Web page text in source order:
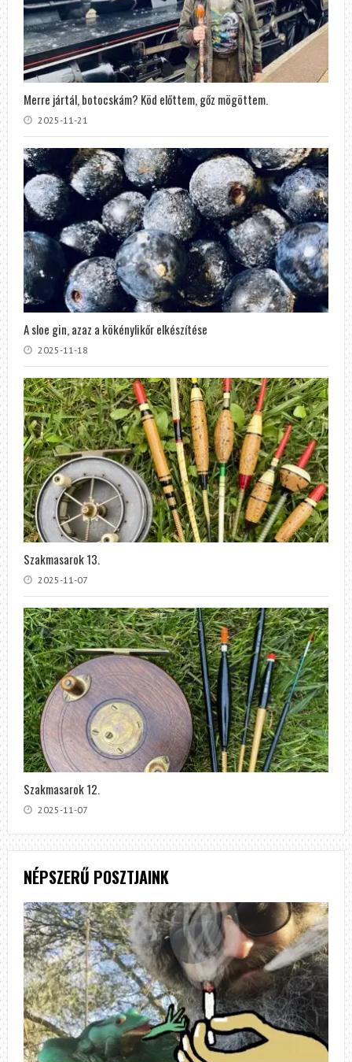
Merre jártál, botocskám? Köd előttem, gőz mögöttem.
2025-11-21
A sloe gin, azaz a kökénylikőr elkészítése
2025-11-18
Szakmasarok 13.
2025-11-07
Szakmasarok 12.
2025-11-07
NÉPSZERŰ POSZTJAINK